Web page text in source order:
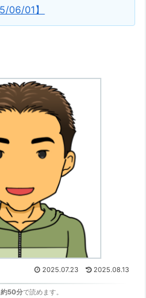
06/01】
2025.07.23 2025.08.13
約50分で読めます。